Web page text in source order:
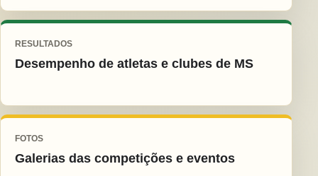
RESULTADOS
Desempenho de atletas e clubes de MS
FOTOS
Galerias das competições e eventos